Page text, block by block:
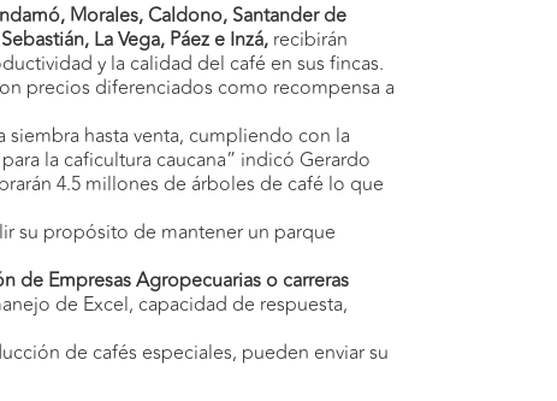
Morales, Caldono, Santander de
La Vega, Páez e Inzá, recibirán
y la calidad del café en sus fincas.
precios diferenciados como recompensa a
hasta venta, cumpliendo con la
la caficultura caucana” indicó Gerardo
4.5 millones de árboles de café lo que
su propósito de mantener un parque
de Empresas Agropecuarias o carreras
de Excel, capacidad de respuesta,
de cafés especiales, pueden enviar su